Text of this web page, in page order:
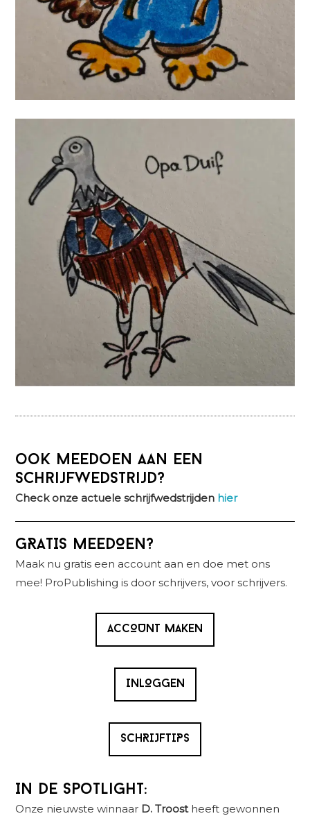
ook meedoen aan een
schrijfwedstrijd?
Check onze actuele schrijfwedstrijden hier
Primaire
Sidebar
GRATIS MEEDOEN?
Maak nu gratis een account aan en doe met ons
mee! ProPublishing is door schrijvers, voor schrijvers.
ACCOUNT MAKEN
INLOGGEN
SCHRIJFTIPS
In de spotlight:
Onze nieuwste winnaar D. Troost heeft gewonnen